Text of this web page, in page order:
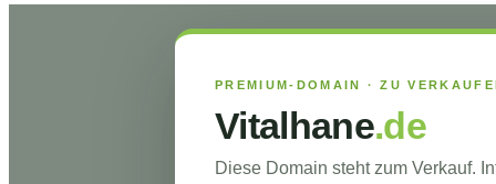
PREMIUM-DOMAIN · ZU
Vitalhane.de
Diese Domain steht zum Verkauf.